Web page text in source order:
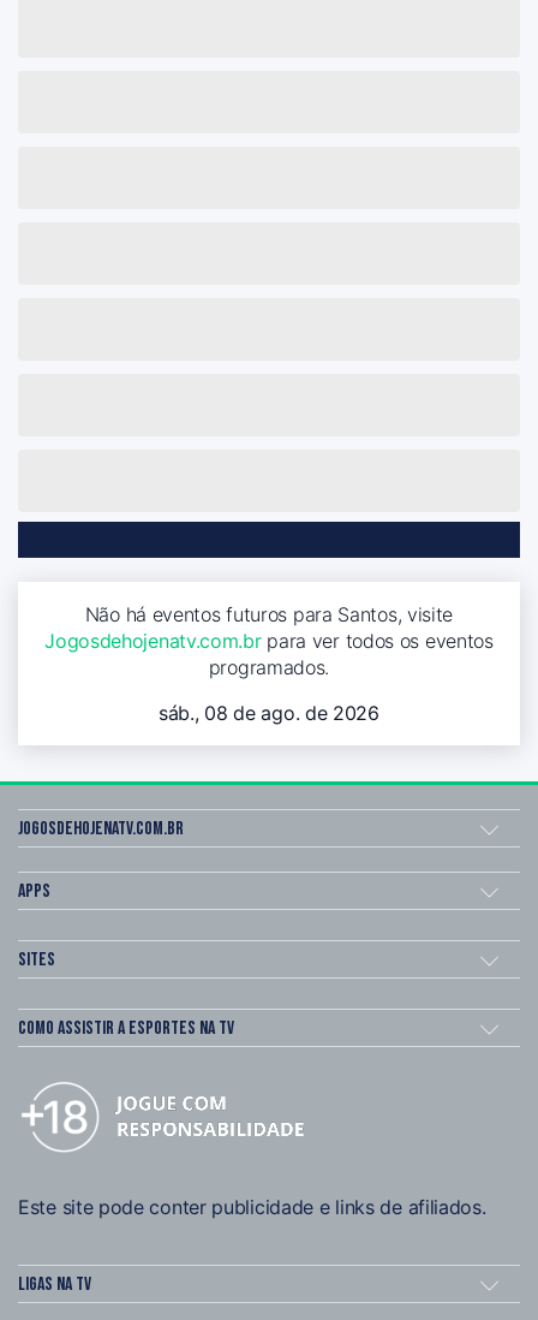
Não há eventos futuros para Santos, visite
Jogosdehojenatv.com.brpara ver todos os eventos
programados.
sáb., 08 de ago. de 2026
Jogosdehojenatv.com.br
Apps
Sites
Como assistir a esportes na TV
Este site pode conter publicidade e links de afiliados.
Ligas na TV